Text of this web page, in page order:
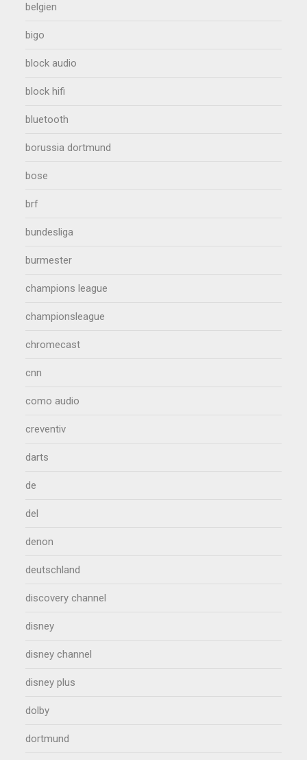
belgien
bigo
block audio
block hifi
bluetooth
borussia dortmund
bose
brf
bundesliga
burmester
champions league
championsleague
chromecast
cnn
como audio
creventiv
darts
de
del
denon
deutschland
discovery channel
disney
disney channel
disney plus
dolby
dortmund